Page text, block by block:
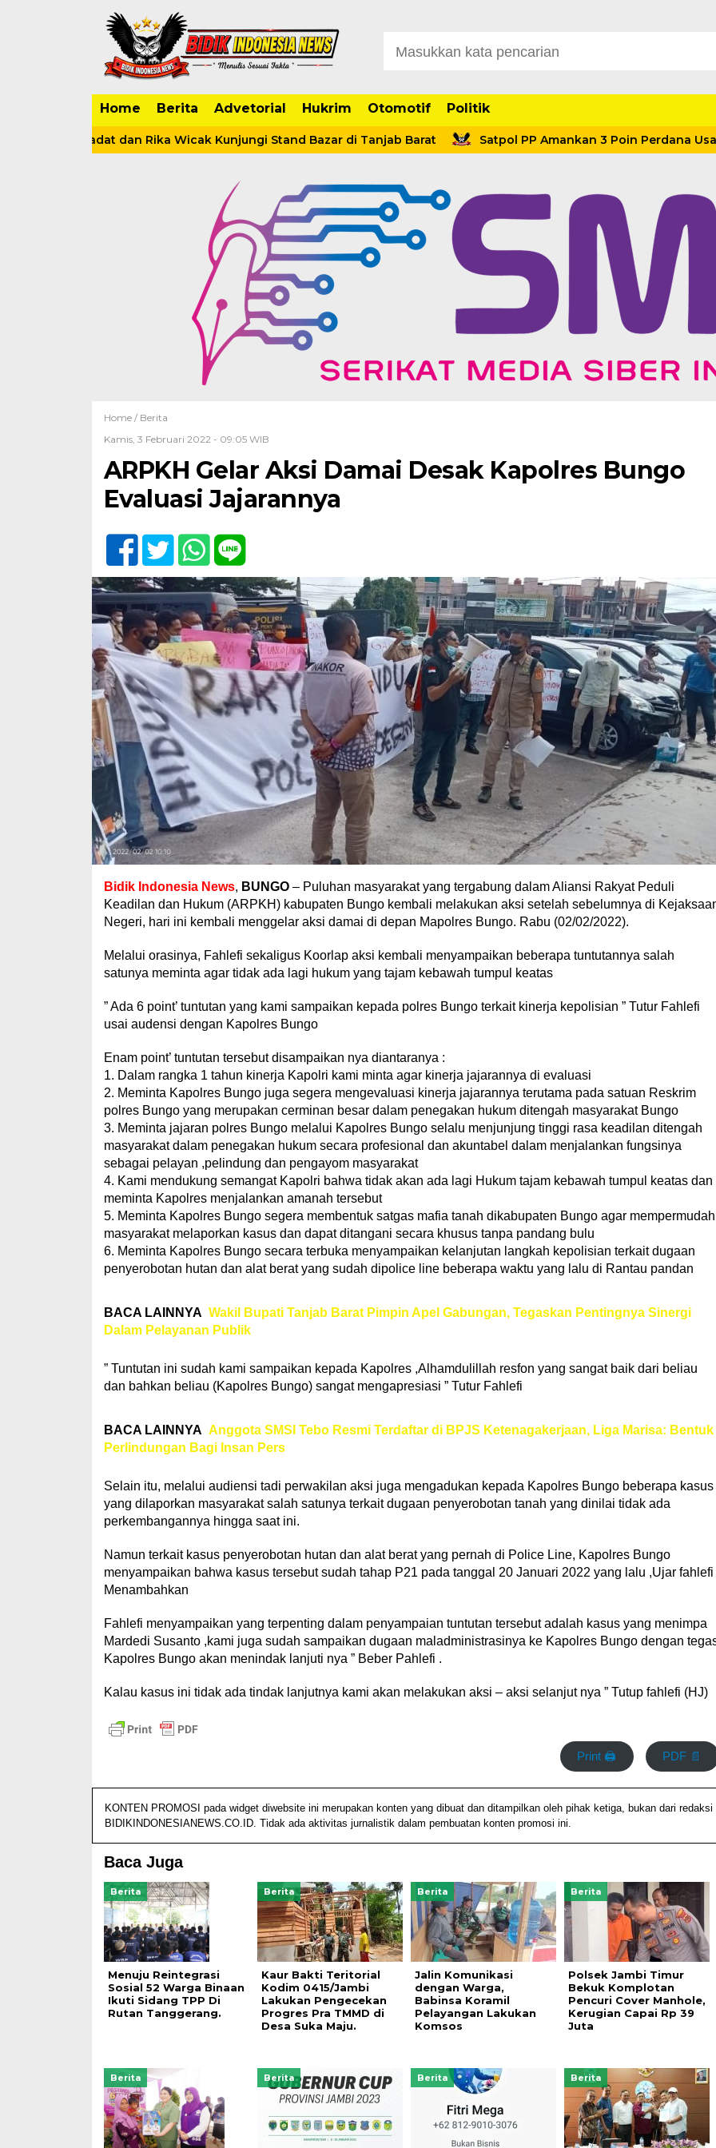
Home Berita Advetorial Hukrim Otomotif Politik
Sadat dan Rika Wicak Kunjungi Stand Bazar di Tanjab Barat Satpol PP Amankan 3 Poin Perdana Usai
Home / Berita
Kamis, 3 Februari 2022 - 09:05 WIB
ARPKH Gelar Aksi Damai Desak Kapolres Bungo
Evaluasi Jajarannya
Bidik Indonesia News, BUNGO– Puluhan masyarakat yang tergabung dalam Aliansi Rakyat Peduli
Keadilan dan Hukum (ARPKH) kabupaten Bungo kembali melakukan aksi setelah sebelumnya di
Negeri, hari ini kembali menggelar aksi damai di depan Mapolres Bungo. Rabu (02/02/2022).
Melalui orasinya, Fahlefi sekaligus Koorlap aksi kembali menyampaikan beberapa tuntutannya salah
satunya meminta agar tidak ada lagi hukum yang tajam kebawah tumpul keatas
” Ada 6 point’ tuntutan yang kami sampaikan kepada polres Bungo terkait kinerja kepolisian ” Tutur Fahlefi
usai audensi dengan Kapolres Bungo
Enam point’ tuntutan tersebut disampaikan nya diantaranya :
1. Dalam rangka 1 tahun kinerja Kapolri kami minta agar kinerja jajarannya di evaluasi
2. Meminta Kapolres Bungo juga segera mengevaluasi kinerja jajarannya terutama pada satuan Reskrim
polres Bungo yang merupakan cerminan besar dalam penegakan hukum ditengah masyarakat Bungo
3. Meminta jajaran polres Bungo melalui Kapolres Bungo selalu menjunjung tinggi rasa keadilan ditengah
masyarakat dalam penegakan hukum secara profesional dan akuntabel dalam menjalankan fungsinya
sebagai pelayan ,pelindung dan pengayom masyarakat
4. Kami mendukung semangat Kapolri bahwa tidak akan ada lagi Hukum tajam kebawah tumpul keatas dan
meminta Kapolres menjalankan amanah tersebut
5. Meminta Kapolres Bungo segera membentuk satgas mafia tanah dikabupaten Bungo agar mempermudah
masyarakat melaporkan kasus dan dapat ditangani secara khusus tanpa pandang bulu
6. Meminta Kapolres Bungo secara terbuka menyampaikan kelanjutan langkah kepolisian terkait dugaan
penyerobotan hutan dan alat berat yang sudah dipolice line beberapa waktu yang lalu di Rantau pandan
BACA LAINNYA Wakil Bupati Tanjab Barat Pimpin Apel Gabungan, Tegaskan Pentingnya Sinergi
Dalam Pelayanan Publik
” Tuntutan ini sudah kami sampaikan kepada Kapolres ,Alhamdulillah resfon yang sangat baik dari beliau
dan bahkan beliau (Kapolres Bungo) sangat mengapresiasi ” Tutur Fahlefi
BACA LAINNYA Anggota SMSI Tebo Resmi Terdaftar di BPJS Ketenagakerjaan, Liga Marisa: Bentuk
Perlindungan Bagi Insan Pers
Selain itu, melalui audiensi tadi perwakilan aksi juga mengadukan kepada Kapolres Bungo beberapa kasus
yang dilaporkan masyarakat salah satunya terkait dugaan penyerobotan tanah yang dinilai tidak ada
perkembangannya hingga saat ini.
Namun terkait kasus penyerobotan hutan dan alat berat yang pernah di Police Line, Kapolres Bungo
menyampaikan bahwa kasus tersebut sudah tahap P21 pada tanggal 20 Januari 2022 yang lalu ,Ujar fahlefi
Menambahkan
Fahlefi menyampaikan yang terpenting dalam penyampaian tuntutan tersebut adalah kasus yang menimpa
Mardedi Susanto ,kami juga sudah sampaikan dugaan maladministrasinya ke Kapolres Bungo dengan
Kapolres Bungo akan menindak lanjuti nya ” Beber Pahlefi .
Kalau kasus ini tidak ada tindak lanjutnya kami akan melakukan aksi – aksi selanjut nya ” Tutup fahlefi (HJ)
Print 🖨 PDF 📄
KONTEN PROMOSI pada widget diwebsite ini merupakan konten yang dibuat dan ditampilkan oleh pihak ketiga, bukan dari redaksi
BIDIKINDONESIANEWS.CO.ID. Tidak ada aktivitas jurnalistik dalam pembuatan konten promosi ini.
Baca Juga
Berita
Menuju Reintegrasi
Sosial 52 Warga Binaan
Ikuti Sidang TPP Di
Rutan Tanggerang.
Berita
Kaur Bakti Teritorial
Kodim 0415/Jambi
Lakukan Pengecekan
Progres Pra TMMD di
Desa Suka Maju.
Berita
Jalin Komunikasi
dengan Warga,
Babinsa Koramil
Pelayangan Lakukan
Komsos
Berita
Polsek Jambi Timur
Bekuk Komplotan
Pencuri Cover Manhole,
Kerugian Capai Rp 39
Juta
Berita Berita Berita Berita